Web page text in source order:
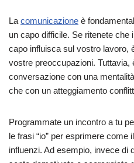
La comunicazione è
un capo difficile. Se ritenete
capo influisca sul vostro lavoro,
vostre preoccupazioni. Tuttavia,
conversazione con una
che con un atteggiamento
Programmate un incontro a tu
le frasi “io” per esprimere come
influenzi. Ad esempio, invece di